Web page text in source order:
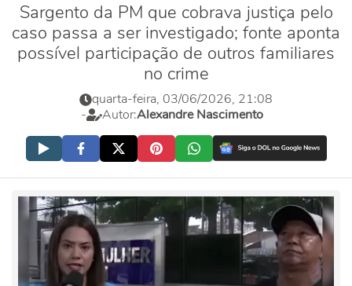
Sargento da PM que cobrava justiça pelo
caso passa a ser investigado; fonte aponta
possível participação de outros familiares
no crime
quarta-feira, 03/06/2026, 21:08
-
Autor:Alexandre Nascimento